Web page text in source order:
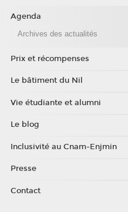
Agenda
Archives des actualités
Prix et récompenses
Le bâtiment du Nil
Vie étudiante et alumni
Le blog
Inclusivité au Cnam-Enjmin
Presse
Contact